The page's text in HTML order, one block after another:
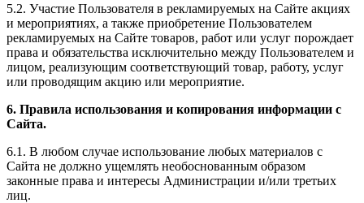
5.2. Участие Пользователя в рекламируемых на Сайте акциях
и мероприятиях, а также приобретение Пользователем
рекламируемых на Сайте товаров, работ или услуг порождает
права и обязательства исключительно между Пользователем и
лицом, реализующим соответствующий товар, работу, услуг
или проводящим акцию или мероприятие.
6. Правила использования и копирования информации с
Сайта.
6.1. В любом случае использование любых материалов с
Сайта не должно ущемлять необоснованным образом
законные права и интересы Администрации и/или третьих
лиц.